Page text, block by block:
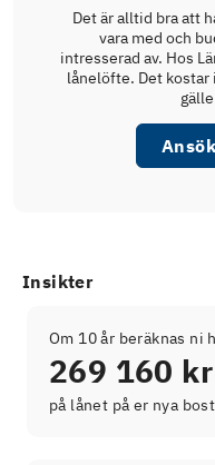
Det är alltid bra att
vara med och
intresserad av. Hos
lånelöfte. Det
Insikter
Om 10 år beräknas ni
269 160 kr
på lånet på er nya